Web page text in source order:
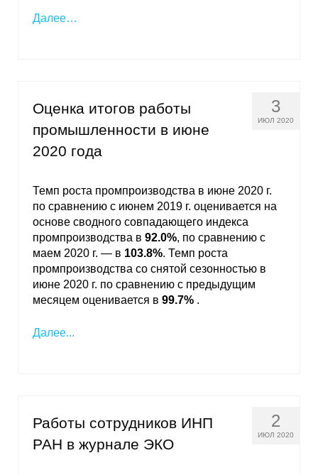
Далее…
3
ИЮЛ 2020
Оценка итогов работы
промышленности в июне
2020 года
Темп роста промпроизводства в июне 2020 г.
по сравнению с июнем 2019 г. оценивается на
основе сводного совпадающего индекса
промпроизводства в 92.0%, по сравнению с
маем 2020 г. — в 103.8%. Темп роста
промпроизводства со снятой сезонностью в
июне 2020 г. по сравнению с предыдущим
месяцем оценивается в 99.7% .
Далее...
2
ИЮЛ 2020
Работы сотрудников ИНП
РАН в журнале ЭКО